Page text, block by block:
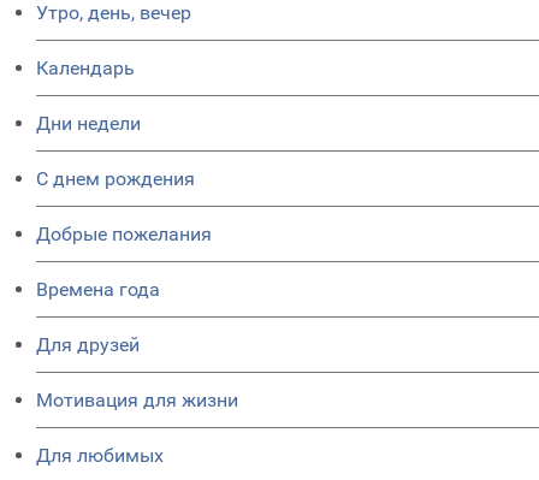
Утро, день, вечер
Календарь
Дни недели
C днем рождения
Добрые пожелания
Времена года
Для друзей
Мотивация для жизни
Для любимых